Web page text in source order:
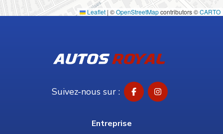
Leaflet | ©OpenStreetMapcontributors ©CARTO
Suivez-nous sur :
Entreprise